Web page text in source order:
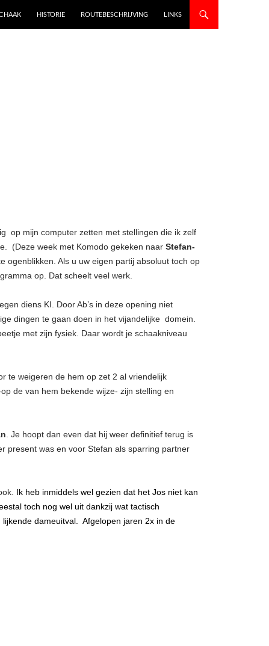
HISTORIE ROUTEBESCHRIJVING LINKS
op mijn computer zetten met stellingen die ik zelf
(Deze week met Komodo gekeken naar Stefan-
ogenblikken. Als u uw eigen partij absoluut toch op
op. Dat scheelt veel werk.
diens KI. Door Ab’s in deze opening niet
dingen te gaan doen in het vijandelijke domein.
met zijn fysiek. Daar wordt je schaakniveau
te weigeren de hem op zet 2 al vriendelijk
de van hem bekende wijze- zijn stelling en
. Je hoopt dan even dat hij weer definitief terug is
present was en voor Stefan als sparring partner
Ik heb inmiddels wel gezien dat het Jos niet kan
toch nog wel uit dankzij wat tactisch
dameuitval. Afgelopen jaren 2x in de